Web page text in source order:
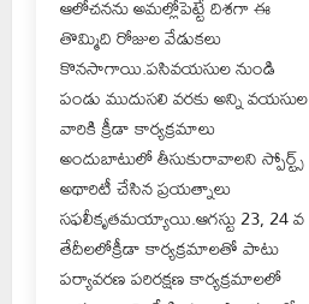
ఆలోచనను అమల్లోపెట్టే దిశగా ఈ
తొమ్మిది రోజుల వేడుకలు
కొనసాగాయి.పసివయసుల నుండి
పండు ముదుసలి వరకు అన్ని వయసుల
వారికి క్రీడా కార్యక్రమాలు
అందుబాటులో తీసుకురావాలని స్పోర్ట్స్
అథారిటీ చేసిన ప్రయత్నాలు
సఫలీకృతమయ్యాయి.ఆగస్టు 23, 24 వ
తేదీలలోక్రీడా కార్యక్రమాలతో పాటు
పర్యావరణ పరిరక్షణ కార్యక్రమాలలో